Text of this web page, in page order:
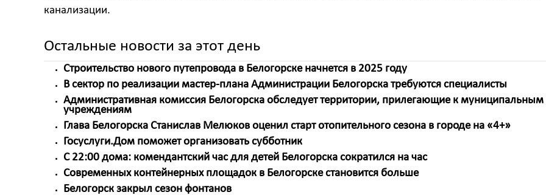
канализации.
Остальные новости за этот день
Строительство нового путепровода в Белогорске начнется в 2025 году
В сектор по реализации мастер-плана Администрации Белогорска требуются специалисты
Административная комиссия Белогорска обследует территории, прилегающие к муниципальным
учреждениям
Глава Белогорска Станислав Мелюков оценил старт отопительного сезона в городе на «4+»
Госуслуги.Дом поможет организовать субботник
С 22:00 дома: комендантский час для детей Белогорска сократился на час
Современных контейнерных площадок в Белогорске становится больше
Белогорск закрыл сезон фонтанов